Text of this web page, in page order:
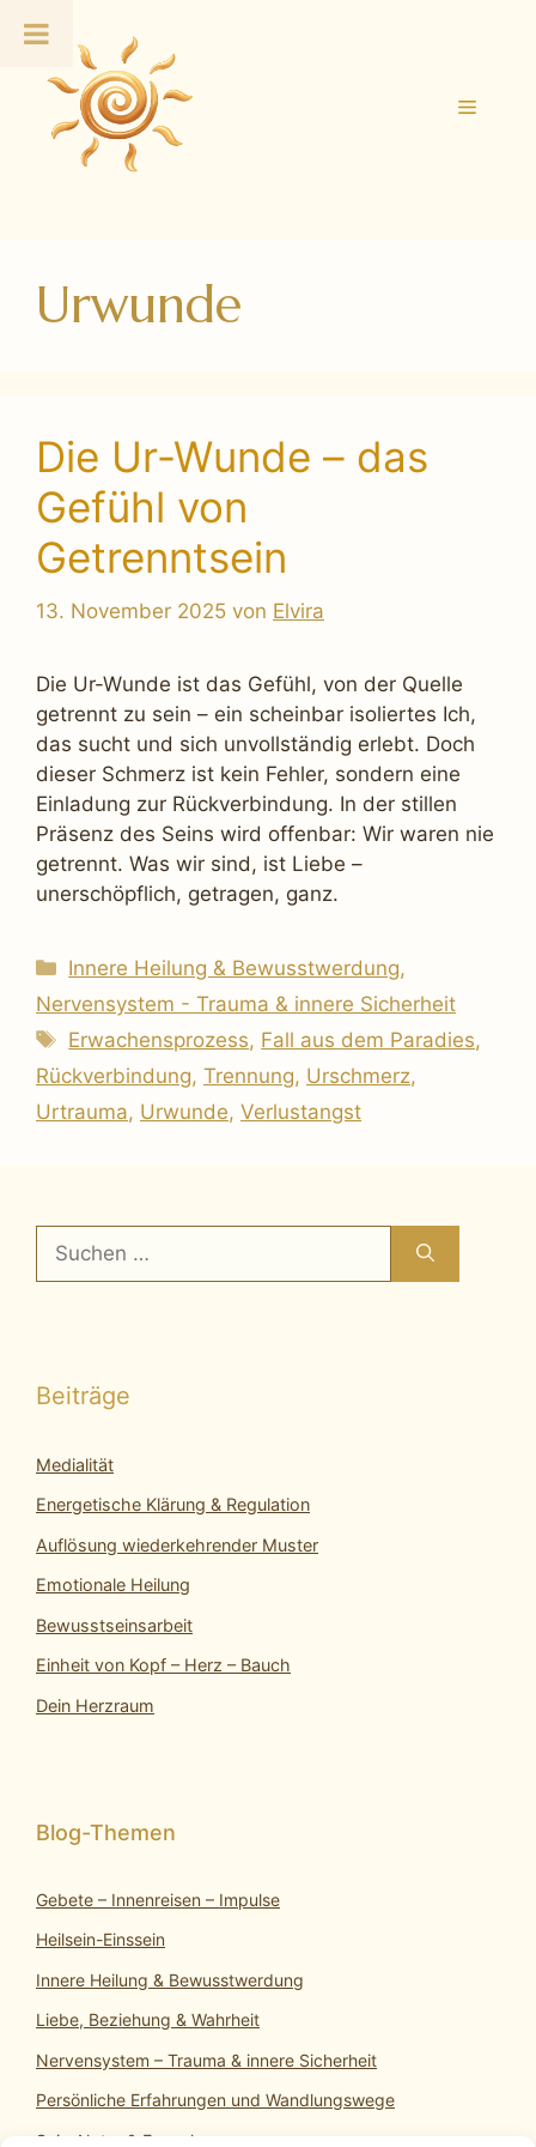
Inhalt
springen
Menü
Urwunde
Die Ur-Wunde – das
Gefühl von
Getrenntsein
13. November 2025 von Elvira
Die Ur-Wunde ist das Gefühl, von der Quelle
getrennt zu sein – ein scheinbar isoliertes Ich,
das sucht und sich unvollständig erlebt. Doch
dieser Schmerz ist kein Fehler, sondern eine
Einladung zur Rückverbindung. In der stillen
Präsenz des Seins wird offenbar: Wir waren nie
getrennt. Was wir sind, ist Liebe –
unerschöpflich, getragen, ganz.
Kategorien
Innere Heilung & Bewusstwerdung,
Nervensystem - Trauma & innere Sicherheit
Schlagwörter
Erwachensprozess, Fall aus dem Paradies,
Rückverbindung, Trennung, Urschmerz,
Urtrauma, Urwunde, Verlustangst
nach:
Beiträge
Medialität
Energetische Klärung & Regulation
Auflösung wiederkehrender Muster
Emotionale Heilung
Bewusstseinsarbeit
Einheit von Kopf – Herz – Bauch
Dein Herzraum
Gebete – Innenreisen – Impulse
Heilsein-Einssein
Innere Heilung & Bewusstwerdung
Liebe, Beziehung & Wahrheit
Nervensystem – Trauma & innere Sicherheit
Persönliche Erfahrungen und Wandlungswege
SeinsNatur & Erwachen